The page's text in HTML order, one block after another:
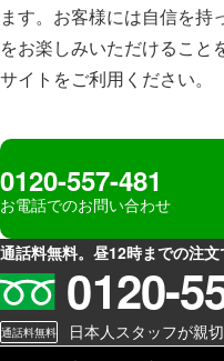
ます。お客様には自信を
をお楽しみいただけること
サイトをご利用ください。
0120-557-481
お電話でのお問い合わせ
通話料無料。昼12時までの注
0120-
通話料無料 日本人スタッフが親